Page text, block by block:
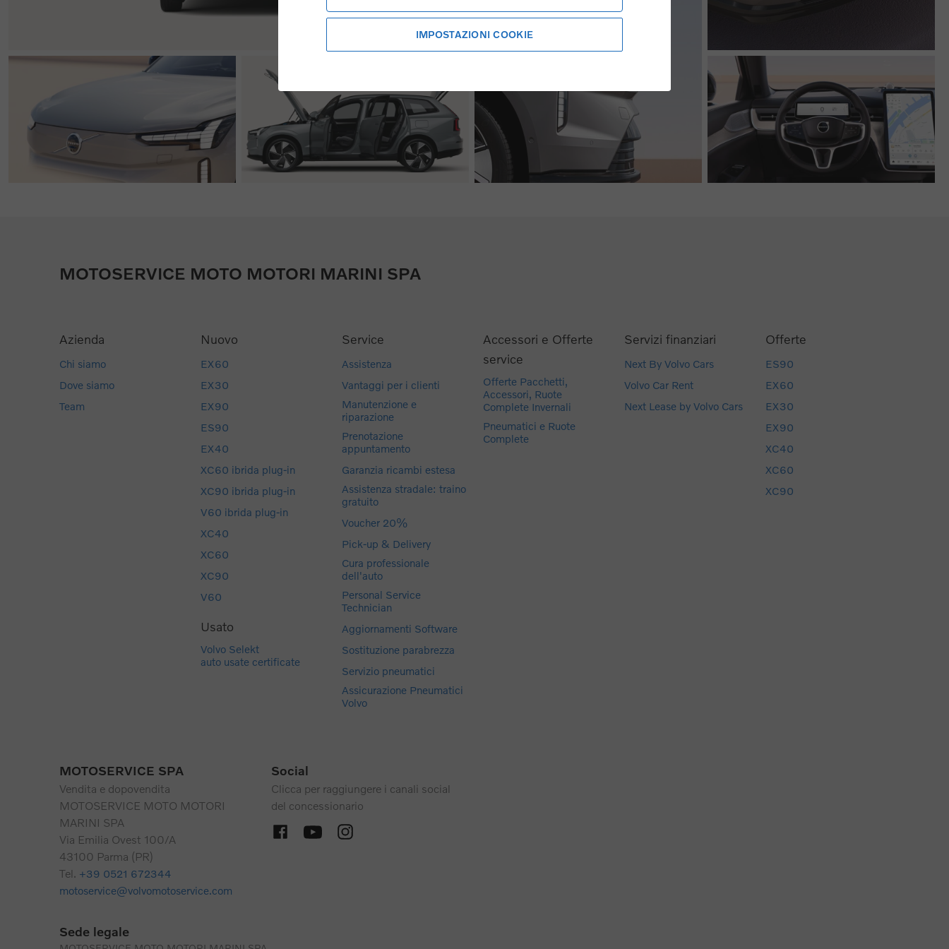
MOTOSERVICE MOTO MOTORI MARINI SPA
Azienda
Chi siamo
Dove siamo
Team
Nuovo
EX60
EX30
EX90
ES90
EX40
XC60 ibrida plug-in
XC90 ibrida plug-in
V60 ibrida plug-in
XC40
XC60
XC90
V60
Usato
Volvo Selekt
auto usate certificate
Service
Assistenza
Vantaggi per i clienti
Manutenzione e
riparazione
Prenotazione
appuntamento
Garanzia ricambi estesa
Assistenza stradale: traino
gratuito
Voucher 20%
Pick-up & Delivery
Cura professionale
dell'auto
Personal Service
Technician
Aggiornamenti Software
Sostituzione parabrezza
Servizio pneumatici
Assicurazione Pneumatici
Volvo
Accessori e Offerte
service
Offerte Pacchetti,
Accessori, Ruote
Complete Invernali
Pneumatici e Ruote
Complete
Servizi finanziari
Next By Volvo Cars
Volvo Car Rent
Next Lease by Volvo Cars
Offerte
ES90
EX60
EX30
EX90
XC40
XC60
XC90
MOTOSERVICE SPA
Vendita e dopovendita
MOTOSERVICE MOTO MOTORI
MARINI SPA
Via Emilia Ovest 100/A
43100 Parma (PR)
Tel. +39 0521 672344
motoservice@volvomotoservice.com
Social
Clicca per raggiungere i canali social
del concessionario
Sede legale
IMPOSTAZIONI COOKIE